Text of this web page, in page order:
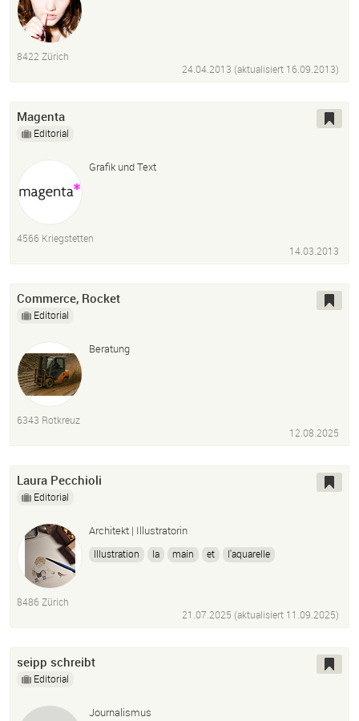
8422 Zürich
24.04.2013 (aktualisiert 16.09.2013)
Magenta
Editorial
Grafik und Text
4566 Kriegstetten
14.03.2013
Commerce, Rocket
Editorial
Beratung
6343 Rotkreuz
12.08.2025
Laura Pecchioli
Editorial
Architekt | Illustratorin
Illustration la main et l'aquarelle
8486 Zürich
21.07.2025 (aktualisiert 11.09.2025)
seipp schreibt
Editorial
Journalismus